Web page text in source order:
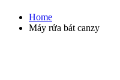
Home
Máy rửa bát canzy